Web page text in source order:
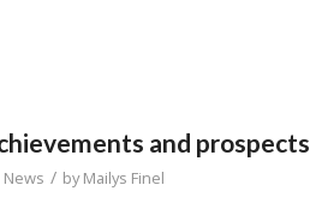
and prospects
News / byMailys Finel